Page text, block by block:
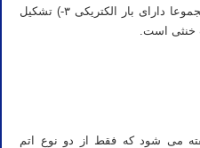
(مجموعا دارای بار الکتریکی ۳-) تشکیل
خنثی است.
می شود که فقط از دو نوع اتم